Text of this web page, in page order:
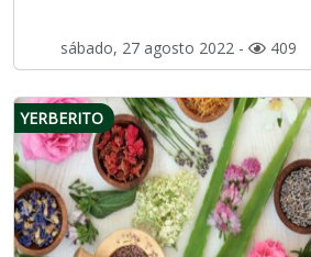
sábado, 27 agosto 2022 - 409
YERBERITO